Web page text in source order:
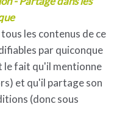
les contenus de ce
par quiconque
fait qu'il mentionne
et qu'il partage son
(donc sous